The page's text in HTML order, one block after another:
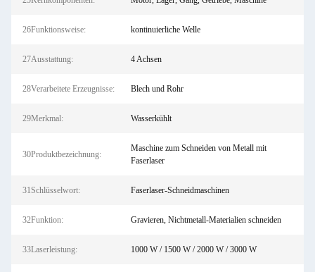
26Funktionsweise: kontinuierliche Welle
27Ausstattung: 4 Achsen
28Verarbeitete Erzeugnisse: Blech und Rohr
29Merkmal: Wasserkühlt
30Produktbezeichnung:
Maschine zum Schneiden von Metall mit
Faserlaser
31Schlüsselwort: Faserlaser-Schneidmaschinen
32Funktion: Gravieren, Nichtmetall-Materialien schneiden
33Laserleistung: 1000 W / 1500 W / 2000 W / 3000 W